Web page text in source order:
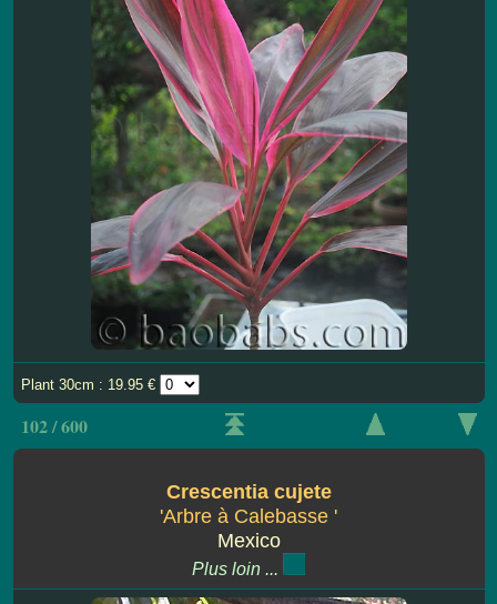
Plant 30cm : 19.95 €
102 / 600
Crescentia cujete
'Arbre à Calebasse '
Mexico
Plus loin ...